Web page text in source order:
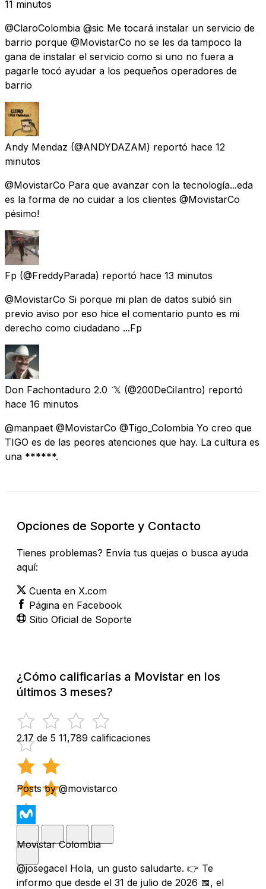
11 minutos
@ClaroColombia @sic Me tocará instalar un servicio de
barrio porque @MovistarCo no se les da tampoco la
gana de instalar el servicio como si uno no fuera a
pagarle tocó ayudar a los pequeños operadores de
barrio
Andy Mendaz (@ANDYDAZAM) reportó hace 12
minutos
@MovistarCo Para que avanzar con la tecnología...eda
es la forma de no cuidar a los clientes @MovistarCo
pésimo!
Fp (@FreddyParada) reportó hace 13 minutos
@MovistarCo Si porque mi plan de datos subió sin
previo aviso por eso hice el comentario punto es mi
derecho como ciudadano ...Fp
Don Fachontaduro 2.0 𝕏 (@200DeCiIantro) reportó
hace 16 minutos
@manpaet @MovistarCo @Tigo_Colombia Yo creo que
TIGO es de las peores atenciones que hay. La cultura es
una ******.
Opciones de Soporte y Contacto
Tienes problemas? Envía tus quejas o busca ayuda
aquí:
Cuenta en X.com
Página en Facebook
Sitio Oficial de Soporte
¿Cómo calificarías a Movistar en los
últimos 3 meses?
2.17 de 5 11,789 calificaciones
Posts by @movistarco
Movistar Colombia
@josegacel Hola, un gusto saludarte. 👉 Te
informo que desde el 31 de julio de 2026 📅, el